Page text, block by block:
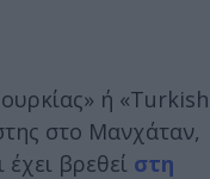
ή «Turkish
στο Μανχάταν,
βρεθεί στη